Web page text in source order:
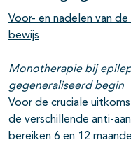
Voor- en nadelen van
bewijs
Monotherapie bij
gegeneraliseerd begin
Voor de cruciale
de verschillende anti-
bereiken 6 en 12